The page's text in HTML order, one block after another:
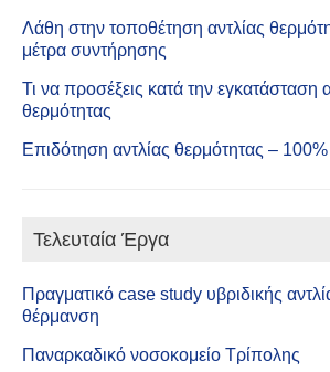
Λάθη στην τοποθέτηση αντλίας
μέτρα συντήρησης
Τι να προσέξεις κατά την εγκατάσταση
θερμότητας
Επιδότηση αντλίας θερμότητας –
Τελευταία Έργα
Πραγματικό case study υβριδικής
θέρμανση
Παναρκαδικό νοσοκομείο Τρίπολης